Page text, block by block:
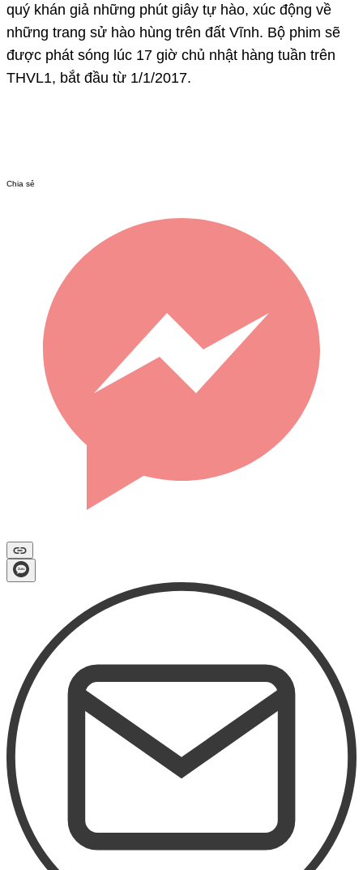
quý khán giả những phút giây tự hào, xúc động về
những trang sử hào hùng trên đất Vĩnh. Bộ phim sẽ
được phát sóng lúc 17 giờ chủ nhật hàng tuần trên
THVL1, bắt đầu từ 1/1/2017.
Chia sẻ